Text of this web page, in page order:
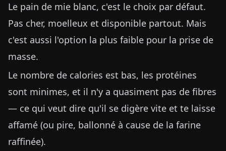
Le pain de mie blanc, c'est le choix par défaut.
Pas cher, moelleux et disponible partout. Mais
c'est aussi l'option la plus faible pour la prise de
masse.
Le nombre de calories est bas, les protéines
sont minimes, et il n'y a quasiment pas de fibres
— ce qui veut dire qu'il se digère vite et te laisse
affamé (ou pire, ballonné à cause de la farine
raffinée).